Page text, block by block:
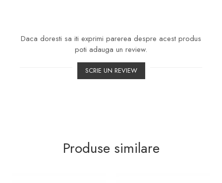
Daca doresti sa iti exprimi parerea despre acest produs
poti adauga un review.
SCRIE UN REVIEW
Produse similare